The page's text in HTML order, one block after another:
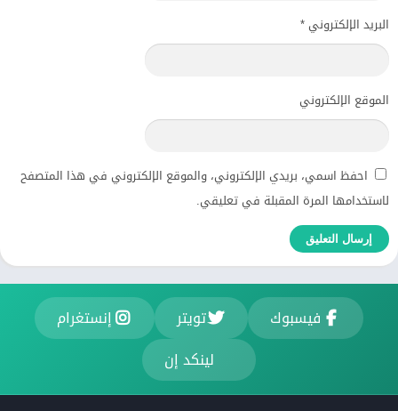
البريد الإلكتروني *
الموقع الإلكتروني
احفظ اسمي، بريدي الإلكتروني، والموقع الإلكتروني في هذا المتصفح
لاستخدامها المرة المقبلة في تعليقي.
فيسبوك تويتر
إنستغرام
لينكد إن